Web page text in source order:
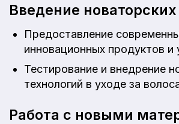
Введение
Предоставление
инновационных продуктов и
Тестирование и внедрение
технологий в уходе за
Работа с новыми